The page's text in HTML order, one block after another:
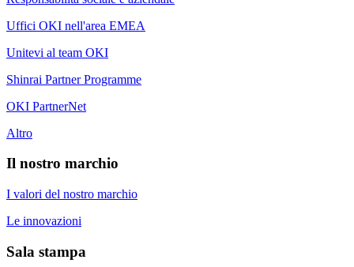
Uffici OKI nell'area EMEA
Unitevi al team OKI
Shinrai Partner Programme
OKI PartnerNet
Altro
Il nostro marchio
I valori del nostro marchio
Le innovazioni
Sala stampa